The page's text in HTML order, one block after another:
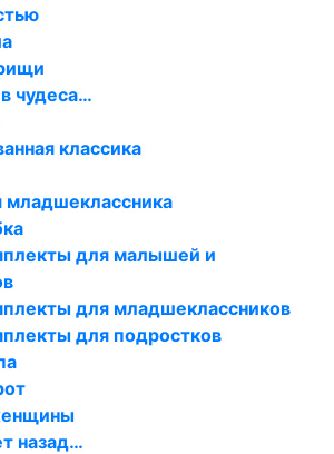
чудеса…
классика
младшеклассника
для малышей и
для младшеклассников
для подростков
назад…